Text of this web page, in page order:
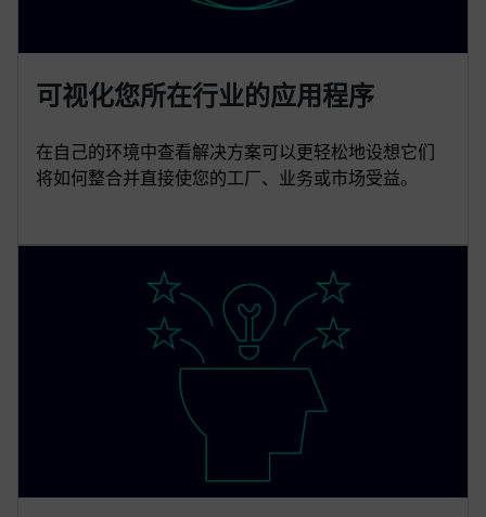
可视化您所在行业的应用程序
在自己的环境中查看解决方案可以更轻松地设想它们
将如何整合并直接使您的工厂、业务或市场受益。